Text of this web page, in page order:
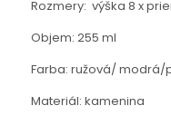
Rozmery: výška 8 x
Objem: 255 ml
Farba: ružová/ modrá/
Materiál: kamenina